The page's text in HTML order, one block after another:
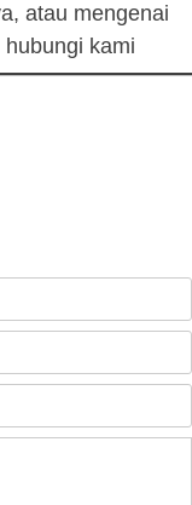
atau mengenai
kami